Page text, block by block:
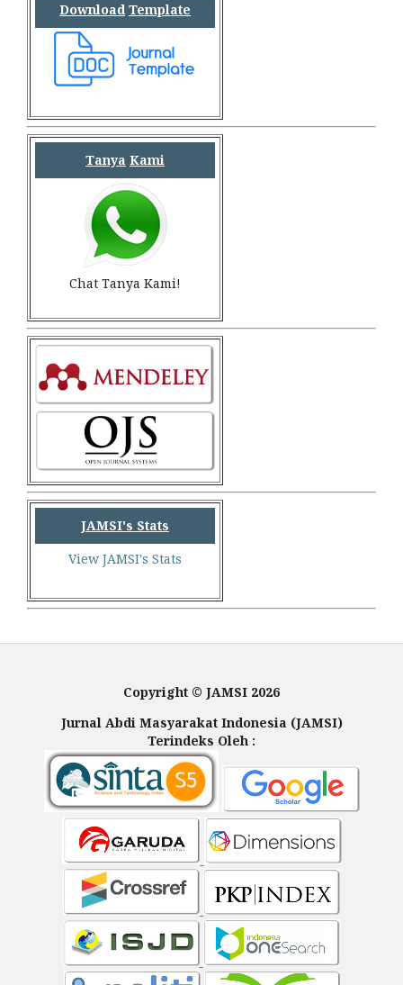
Download Template
Tanya Kami
Chat Tanya Kami!
JAMSI's Stats
View JAMSI's Stats
Copyright © JAMSI 2026
Jurnal Abdi Masyarakat Indonesia (JAMSI)
Terindeks Oleh :